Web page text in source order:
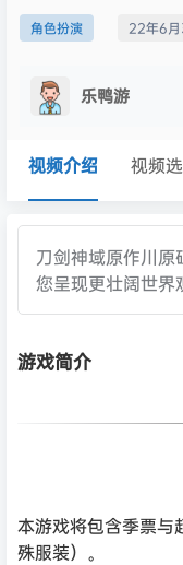
角色扮演 22年6月
乐鸭游
视频介绍 视频
刀剑神域原作川原
您呈现更壮阔世界
游戏简介
本游戏将包含季票与
殊服装）。